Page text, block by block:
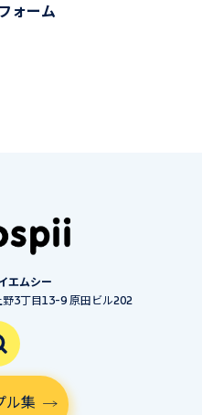
ォーム
エムシー
3丁目13-9 原田ビル202
ル集